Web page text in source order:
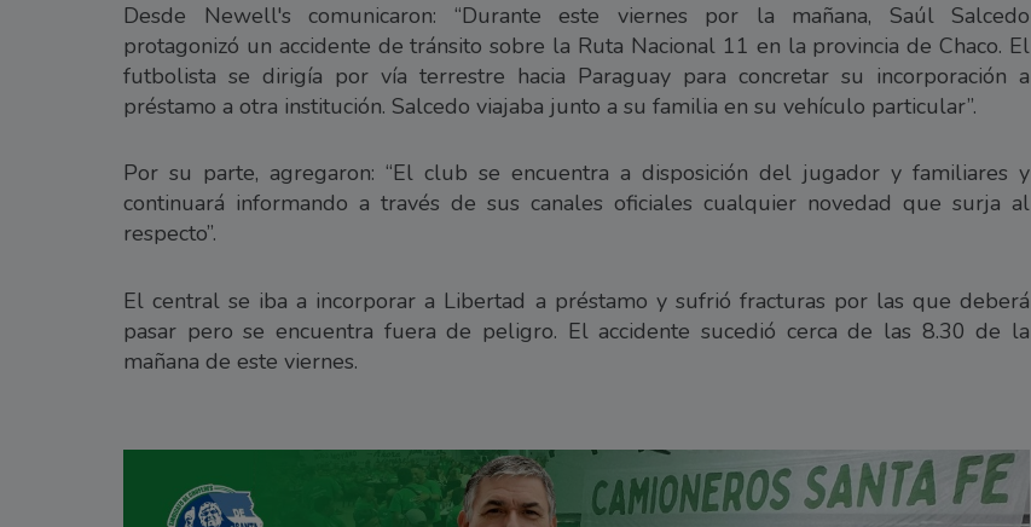
Desde Newell's comunicaron: “Durante este viernes por la mañana, Saúl Salcedo
protagonizó un accidente de tránsito sobre la Ruta Nacional 11 en la provincia de Chaco. El
futbolista se dirigía por vía terrestre hacia Paraguay para concretar su incorporación a
préstamo a otra institución. Salcedo viajaba junto a su familia en su vehículo particular”.
Por su parte, agregaron: “El club se encuentra a disposición del jugador y familiares y
continuará informando a través de sus canales oficiales cualquier novedad que surja al
respecto”.
El central se iba a incorporar a Libertad a préstamo y sufrió fracturas por las que deberá
pasar pero se encuentra fuera de peligro. El accidente sucedió cerca de las 8.30 de la
mañana de este viernes.